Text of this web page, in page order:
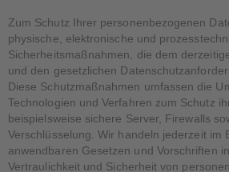
Zum Schutz Ihrer personenbezogenen
physische, elektronische und
Sicherheitsmaßnahmen, die dem
und den gesetzlichen
Diese Schutzmaßnahmen umfassen die
Technologien und Verfahren zum Schutz
beispielsweise sichere Server, Firewalls
Verschlüsselung. Wir handeln jederzeit im
anwendbaren Gesetzen und Vorschriften
Vertraulichkeit und Sicherheit von